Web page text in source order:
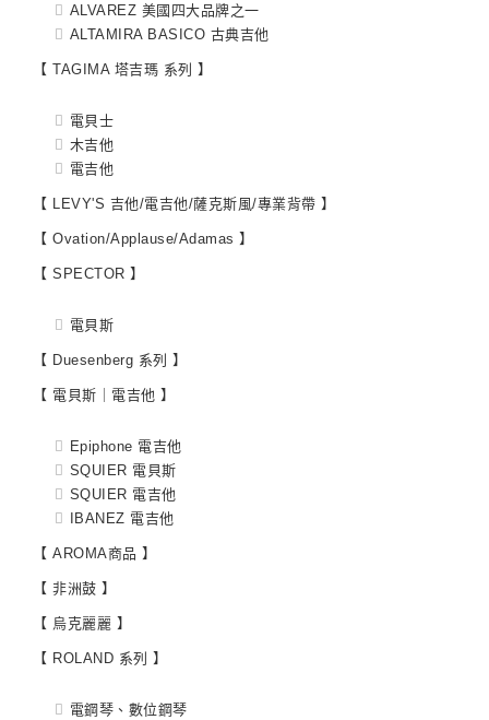
ALVAREZ 美國四大品牌之一
ALTAMIRA BASICO 古典吉他
【 TAGIMA 塔吉瑪 系列 】
電貝士
木吉他
電吉他
【 LEVY'S 吉他/電吉他/薩克斯風/專業背帶 】
【 Ovation/Applause/Adamas 】
【 SPECTOR 】
電貝斯
【 Duesenberg 系列 】
【 電貝斯｜電吉他 】
Epiphone 電吉他
SQUIER 電貝斯
SQUIER 電吉他
IBANEZ 電吉他
【 AROMA商品 】
【 非洲鼓 】
【 烏克麗麗 】
【 ROLAND 系列 】
電鋼琴、數位鋼琴